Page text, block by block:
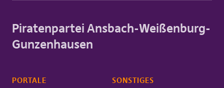
Piratenpartei Ansbach-Weißenburg-
Gunzenhausen
PORTALE SONSTIGES